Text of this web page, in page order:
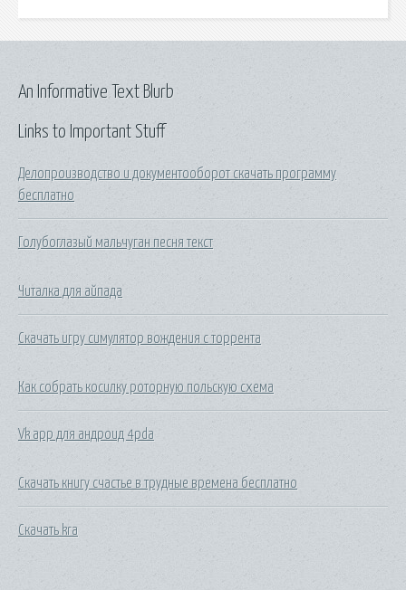
Links to Important Stuff
Делопроизводство и документооборот скачать программу
бесплатно
Голубоглазый мальчуган песня текст
Читалка для айпада
Скачать игру симулятор вождения с торрента
Как собрать косилку роторную польскую схема
Vk app для андроид 4pda
Скачать книгу счастье в трудные времена бесплатно
Скачать kra
An Informative Text Blurb